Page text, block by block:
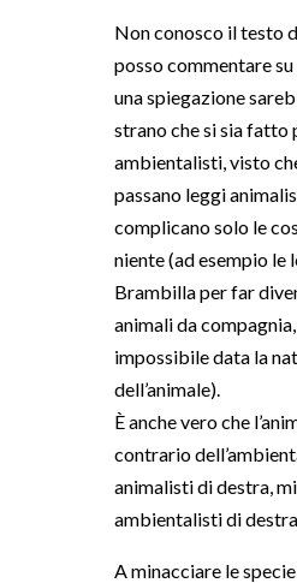
Non conosco il testo
posso commentare
una spiegazione
strano che si sia
ambientalisti, visto
passano leggi
complicano solo le
niente (ad esempio le
Brambilla per far
animali da
impossibile data la
dell’animale).
È anche vero che
contrario
animalisti di destra,
ambientalisti di
A minacciare le